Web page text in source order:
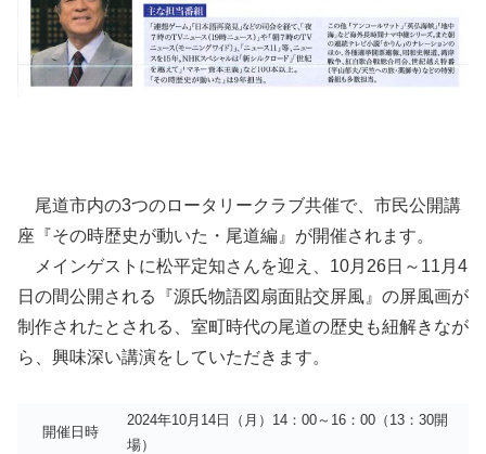
尾道市内の3つのロータリークラブ共催で、市民公開講
座『その時歴史が動いた・尾道編』が開催されます。
メインゲストに松平定知さんを迎え、10月26日～11月4
日の間公開される『源氏物語図扇面貼交屏風』の屏風画が
制作されたとされる、室町時代の尾道の歴史も紐解きなが
ら、興味深い講演をしていただきます。
開催日時
2024年10月14日（月）14：00～16：00（13：30開
場）